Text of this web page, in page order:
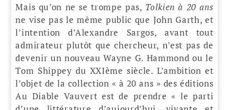
Mais qu’on ne se trompe pas, Tolkien à 20 ans
ne vise pas le même public que John Garth, et
l’intention d’Alexandre Sargos, avant tout
admirateur plutôt que chercheur, n’est pas de
devenir un nouveau Wayne G. Hammond ou le
Tom Shippey du XXIème siècle. L’ambition et
l’objet de la collection « à 20 ans » des éditions
Au Diable Vauvert est de prendre « le parti